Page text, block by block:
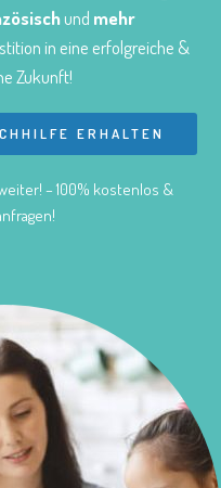
und mehr
in eine erfolgreiche &
Zukunft!
ERHALTEN
– 100% kostenlos &